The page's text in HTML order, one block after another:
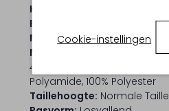
Cookie-instellingen
Kleur:
Patroon:
Materiaal: Sweatstof
Materiaalpercentages:
47% Polyester, 44% Katoen, 9%
Polyamide, 100% Polyester
Taillehoogte: Normale Taille